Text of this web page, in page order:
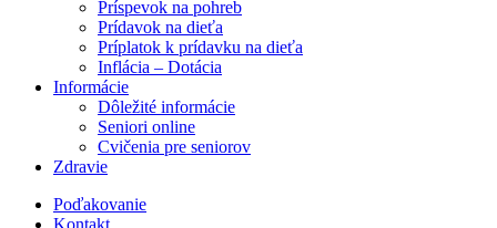
Príspevok na pohreb
Prídavok na dieťa
Príplatok k prídavku na dieťa
Inflácia – Dotácia
Informácie
Dôležité informácie
Seniori online
Cvičenia pre seniorov
Zdravie
Poďakovanie
Kontakt